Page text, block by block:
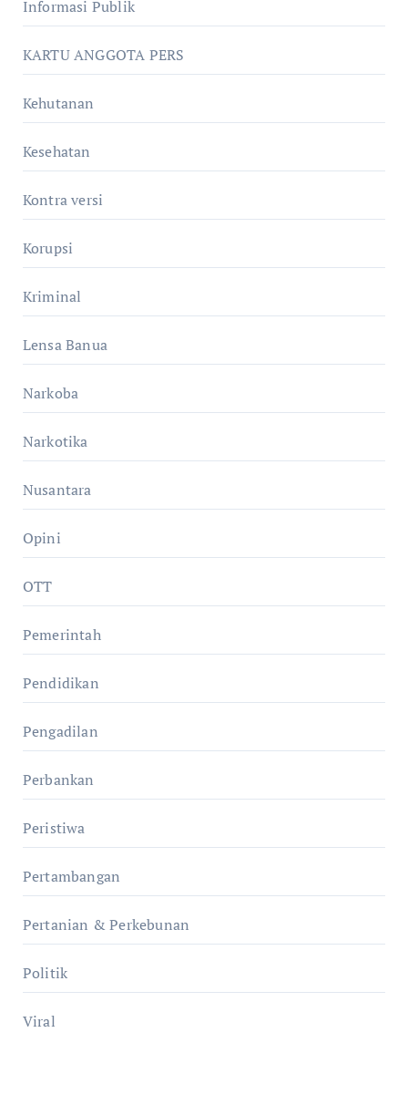
Informasi Publik
KARTU ANGGOTA PERS
Kehutanan
Kesehatan
Kontra versi
Korupsi
Kriminal
Lensa Banua
Narkoba
Narkotika
Nusantara
Opini
OTT
Pemerintah
Pendidikan
Pengadilan
Perbankan
Peristiwa
Pertambangan
Pertanian & Perkebunan
Politik
Viral